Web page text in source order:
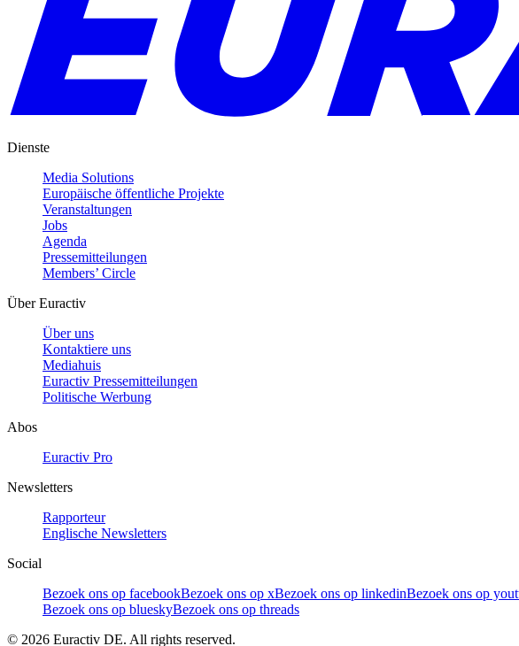
Dienste
Media Solutions
Europäische öffentliche Projekte
Veranstaltungen
Jobs
Agenda
Pressemitteilungen
Members’ Circle
Über Euractiv
Über uns
Kontaktiere uns
Mediahuis
Euractiv Pressemitteilungen
Politische Werbung
Abos
Euractiv Pro
Newsletters
Rapporteur
Englische Newsletters
Social
Bezoek ons op facebookBezoek ons op xBezoek ons op linkedinBezoek ons op
Bezoek ons op blueskyBezoek ons op threads
© 2026 Euractiv DE. All rights reserved.